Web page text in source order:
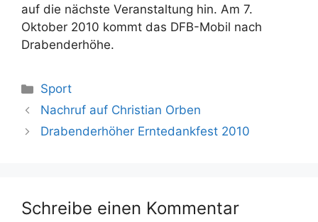
auf die nächste Veranstaltung hin. Am 7.
Oktober 2010 kommt das DFB-Mobil nach
Drabenderhöhe.
Kategorien
Sport
Nachruf auf Christian Orben
Drabenderhöher Erntedankfest 2010
Schreibe einen Kommentar